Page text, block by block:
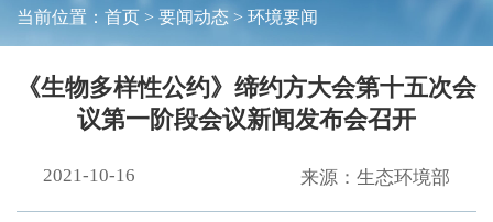
当前位置： 首页> 要闻动态 > 环境要闻
《生物多样性公约》缔约方大会第十五次会
议第一阶段会议新闻发布会召开
2021-10-16 来源：生态环境部